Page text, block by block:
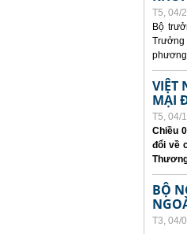
T5, 04/
Bộ
Trưởng
phương
VIỆT
MẠI
T5, 04/
Chiều
đổi về
BỘ
T3, 04/